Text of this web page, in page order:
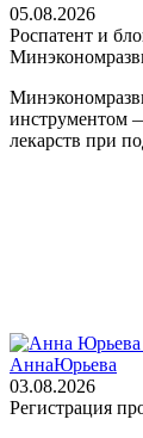
05.08.2026
Роспатент и
инструментом
лекарств при
АннаЮрьева
03.08.2026
Регистрация